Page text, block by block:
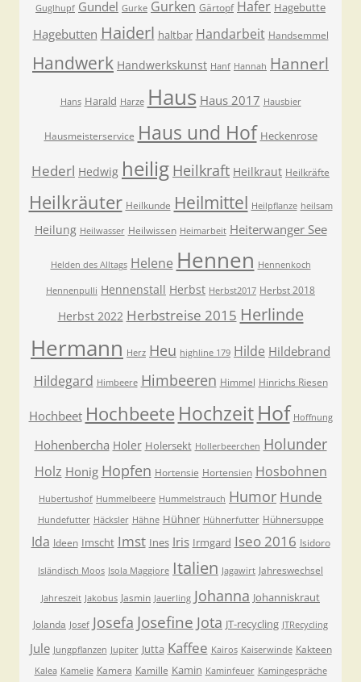
Guglhupf Gundel Gurke Gurken Gärtopf Hafer Hagebutte
Hagebutten Haiderl haltbar Handarbeit Handsemmel
Handwerk Handwerkskunst Hanf Hannah Hannerl
Hans Harald Harze Haus Haus 2017 Hausbier
Hausmeisterservice Haus und Hof Heckenrose
Hederl Hedwig heilig Heilkraft Heilkraut Heilkräfte
Heilkräuter Heilkunde Heilmittel Heilpflanze heilsam
Heilung Heilwasser Heilwissen Heimarbeit Heiterwanger See
Helden des Alltags Helene Hennen Hennenkoch
Hennenpulli Hennenstall Herbst Herbst2017 Herbst 2018
Herbst 2022 Herbstreise 2015 Herlinde
Hermann Herz Heu highline 179 Hilde Hildebrand
Hildegard Himbeere Himbeeren Himmel Hinrichs Riesen
Hochbeet Hochbeete Hochzeit Hof Hoffnung
Hohenbercha Holer Holersekt Hollerbeerchen Holunder
Holz Honig Hopfen Hortensie Hortensien Hosbohnen
Hubertushof Hummelbeere Hummelstrauch Humor Hunde
Hundefutter Häcksler Hähne Hühner Hühnerfutter Hühnersuppe
Ida Ideen Imscht Imst Ines Iris Irmgard Iseo 2016 Isidoro
Isländisch Moos Isola Maggiore Italien Jagawirt Jahreswechsel
Jahreszeit Jakobus Jasmin Jauerling Johanna Johanniskraut
Jolanda Josef Josefa Josefine Jota JT-recycling JTRecycling
Jule Jungpflanzen Jupiter Jutta Kaffee Kairos Kaiserwinde Kakteen
Kalea Kamelie Kamera Kamille Kamin Kaminfeuer Kamingespräche